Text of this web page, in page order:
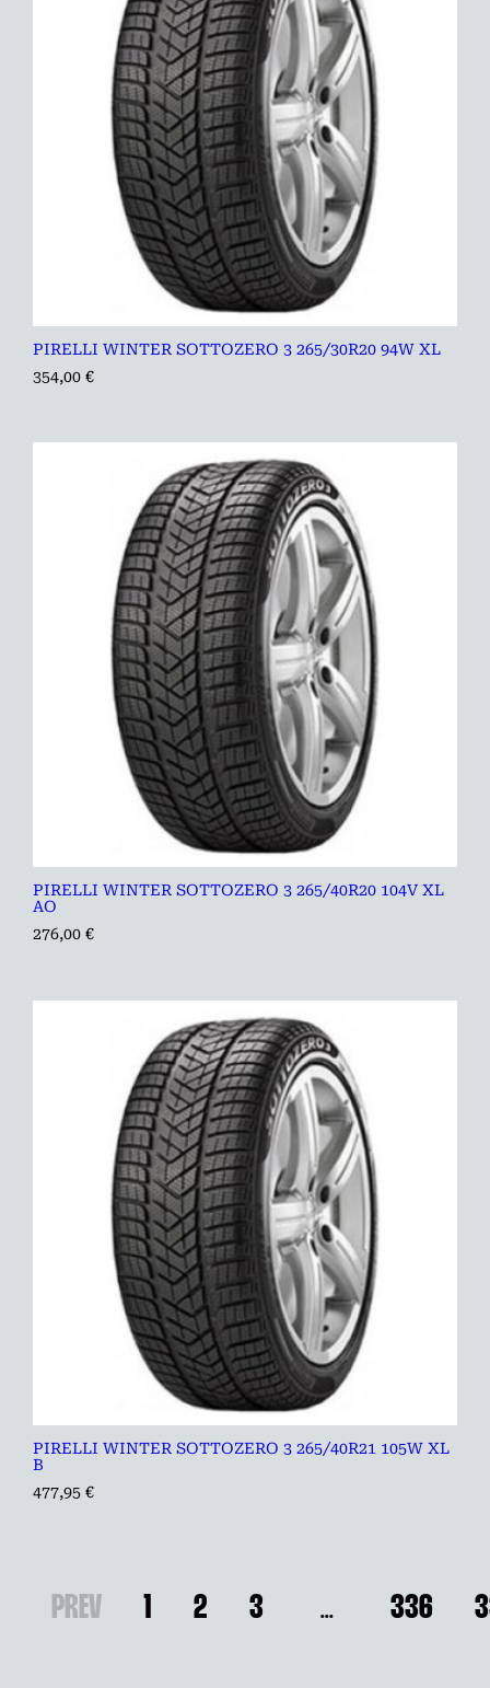
PIRELLI WINTER SOTTOZERO 3 265/30R20 94W XL
354,00 €
PIRELLI WINTER SOTTOZERO 3 265/40R20 104V XL
AO
276,00 €
PIRELLI WINTER SOTTOZERO 3 265/40R21 105W XL
B
477,95 €
PREV 1 2 3 … 336